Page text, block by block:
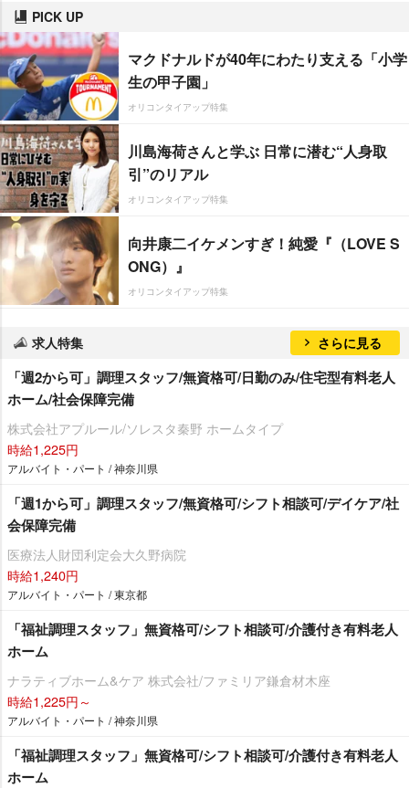
PICK UP
マクドナルドが40年にわたり支える「小学
生の甲子園」
オリコンタイアップ特集
川島海荷さんと学ぶ 日常に潜む“人身取
引”のリアル
オリコンタイアップ特集
向井康二イケメンすぎ！純愛『（LOVE S
ONG）』
オリコンタイアップ特集
求人特集 さらに見る
「週2から可」調理スタッフ/無資格可/日勤のみ/住宅型有料老人
ホーム/社会保障完備
株式会社アプルール/ソレスタ秦野 ホームタイプ
時給1,225円
アルバイト・パート / 神奈川県
「週1から可」調理スタッフ/無資格可/シフト相談可/デイケア/社
会保障完備
医療法人財団利定会大久野病院
時給1,240円
アルバイト・パート / 東京都
「福祉調理スタッフ」無資格可/シフト相談可/介護付き有料老人
ホーム
ナラティブホーム&ケア 株式会社/ファミリア鎌倉材木座
時給1,225円～
アルバイト・パート / 神奈川県
「福祉調理スタッフ」無資格可/シフト相談可/介護付き有料老人
ホーム